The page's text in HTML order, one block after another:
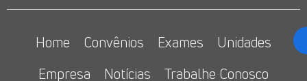
Home Convênios Exames
Unidades
Empresa
Notícias
Trabalhe Conosco